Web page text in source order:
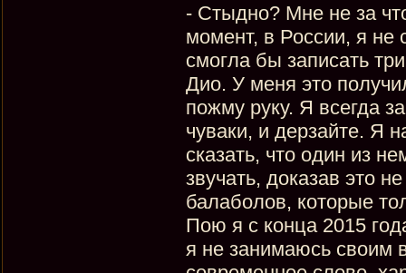
- Стыдно? Мне не за
момент, в России, я не
смогла бы записать
Дио. У меня это
пожму руку. Я всегда
чуваки, и дерзайте. Я
сказать, что один из
звучать, доказав это
балаболов, которые
Пою я с конца 2015
я не занимаюсь своим